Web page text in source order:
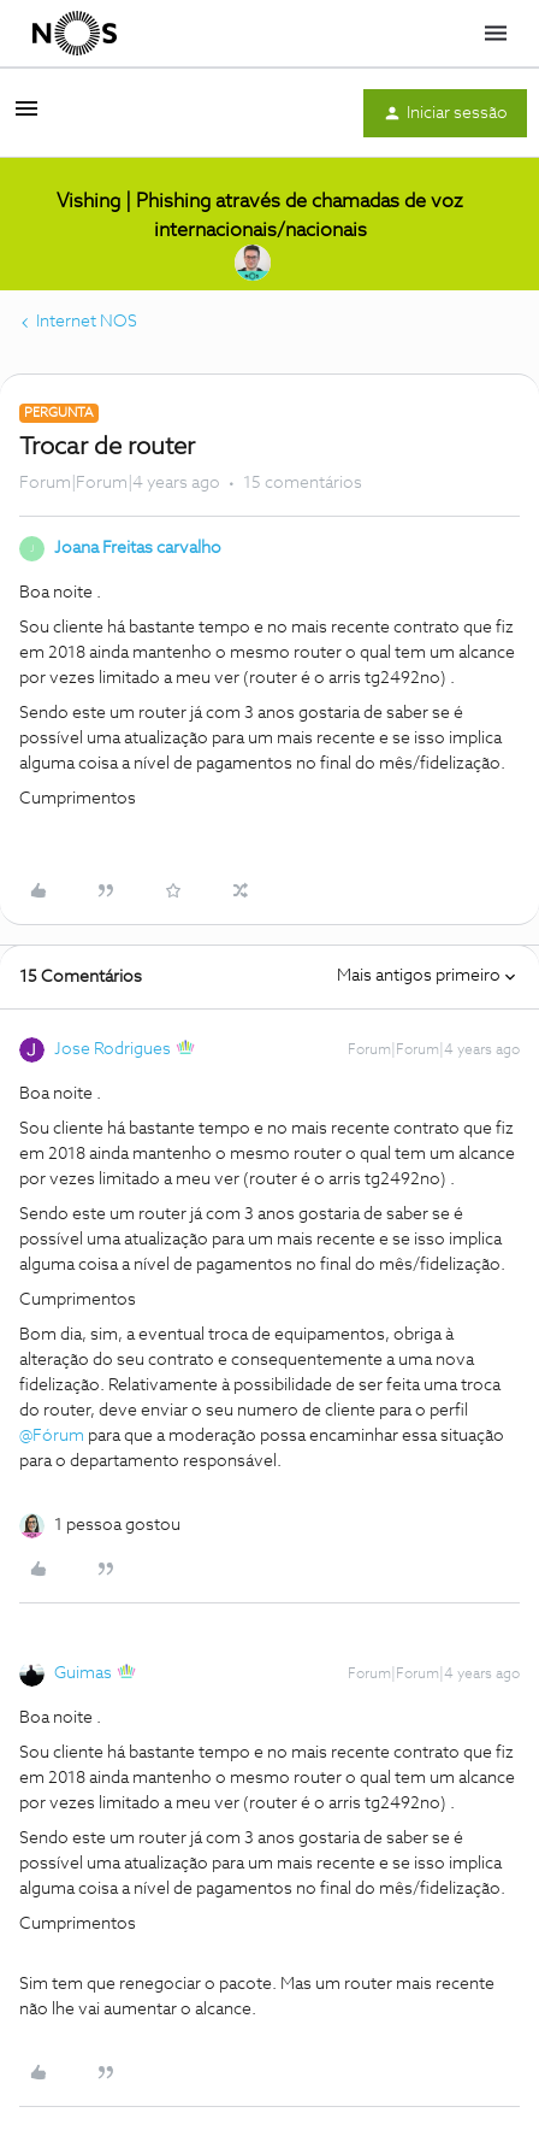
Menu
Iniciar sessão
Vishing | Phishing através de chamadas de voz
internacionais/nacionais
Internet NOS
PERGUNTA
Trocar de router
Forum|Forum|4 years ago 15 comentários
Joana Freitas carvalho
Boa noite .
Sou cliente há bastante tempo e no mais recente contrato que fiz
em 2018 ainda mantenho o mesmo router o qual tem um alcance
por vezes limitado a meu ver (router é o arris tg2492no) .
Sendo este um router já com 3 anos gostaria de saber se é
possível uma atualização para um mais recente e se isso implica
alguma coisa a nível de pagamentos no final do mês/fidelização.
Cumprimentos
15 Comentários Mais antigos primeiro
Jose Rodrigues Forum|Forum|4 years ago
Boa noite .
Sou cliente há bastante tempo e no mais recente contrato que fiz
em 2018 ainda mantenho o mesmo router o qual tem um alcance
por vezes limitado a meu ver (router é o arris tg2492no) .
Sendo este um router já com 3 anos gostaria de saber se é
possível uma atualização para um mais recente e se isso implica
alguma coisa a nível de pagamentos no final do mês/fidelização.
Cumprimentos
Bom dia, sim, a eventual troca de equipamentos, obriga à
alteração do seu contrato e consequentemente a uma nova
fidelização. Relativamente à possibilidade de ser feita uma troca
do router, deve enviar o seu numero de cliente para o perfil
@Fórum para que a moderação possa encaminhar essa situação
para o departamento responsável.
1 pessoa gostou
Guimas Forum|Forum|4 years ago
Boa noite .
Sou cliente há bastante tempo e no mais recente contrato que fiz
em 2018 ainda mantenho o mesmo router o qual tem um alcance
por vezes limitado a meu ver (router é o arris tg2492no) .
Sendo este um router já com 3 anos gostaria de saber se é
possível uma atualização para um mais recente e se isso implica
alguma coisa a nível de pagamentos no final do mês/fidelização.
Cumprimentos
Sim tem que renegociar o pacote. Mas um router mais recente
não lhe vai aumentar o alcance.